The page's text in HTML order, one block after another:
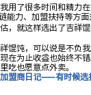
了很多时间和精力在
能力、加盟扶持等方
，就这样选出了吉祥馄
饨，可以说是不负我
在为止收益也始终不
吃也愿意点外卖。
盟商日记——有时候选